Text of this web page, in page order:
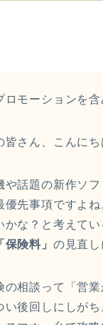
モーションを含
皆さん、こんに
や話題の新作ソ
優先事項ですよ
かな？と考えて
「保険料」 の見直し
の相談って「営
い後回しにしが